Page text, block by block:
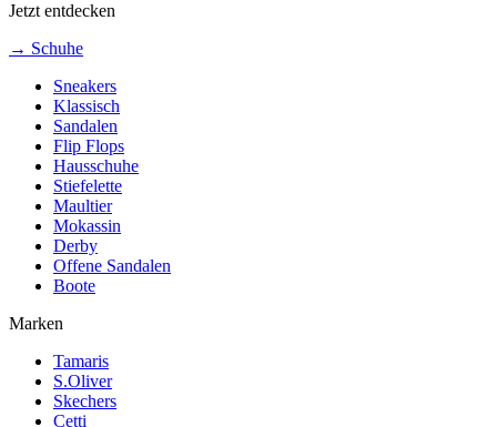
Jetzt entdecken
→ Schuhe
Sneakers
Klassisch
Sandalen
Flip Flops
Hausschuhe
Stiefelette
Maultier
Mokassin
Derby
Offene Sandalen
Boote
Marken
Tamaris
S.Oliver
Skechers
Cetti